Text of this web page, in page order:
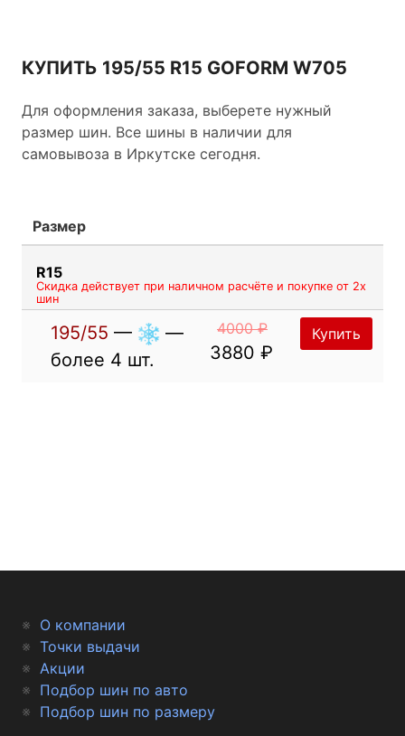
Европы и России. Новейшая запатентованная
необходимую для комфортной езды
эластичность даже в трескучие морозы.
Крупные блоки протекторного рисунка с
устойчивости и самоочистке шины.
КУПИТЬ 195/55 R15 GOFORM W705
Для оформления заказа, выберете нужный
размер шин. Все шины в наличии для
самовывоза в Иркутске сегодня.
Размер
R15
Скидка действует при наличном расчёте и покупке от 2х
шин
195/55 —
—
более 4 шт.
4000 ₽
3880 ₽
Купить
О компании
Точки выдачи
Акции
Подбор шин по авто
Подбор шин по размеру